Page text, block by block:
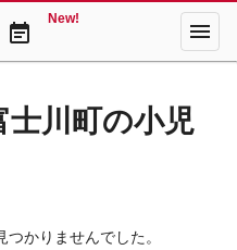
event_note
New! menu
士川町の小児
かりませんでした。